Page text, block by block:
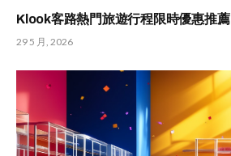
Klook客路熱門旅遊行程限時優惠推薦
29 5 月, 2026